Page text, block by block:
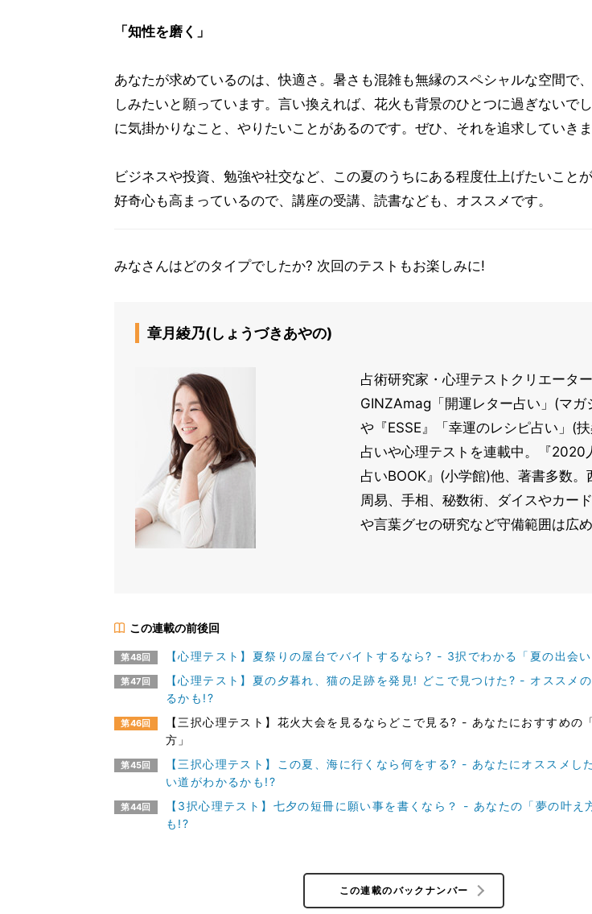
「知性を磨く」
あなたが求めているのは、快適さ。暑さも混雑も無縁のスペシャルな空間で
しみたいと願っています。言い換えれば、花火も背景のひとつに過ぎないで
に気掛かりなこと、やりたいことがあるのです。ぜひ、それを追求していきま
ビジネスや投資、勉強や社交など、この夏のうちにある程度仕上げたいこと
好奇心も高まっているので、講座の受講、読書なども、オススメです。
みなさんはどのタイプでしたか? 次回のテストもお楽しみに!
章月綾乃(しょうづきあやの)
占術研究家・心理テストクリエーター
GINZAmag「開運レター占い」(マガ
や『ESSE』「幸運のレシピ占い」(
占いや心理テストを連載中。『2020
占いBOOK』(小学館)他、著書多数。
周易、手相、秘数術、ダイスやカー
や言葉グセの研究など守備範囲は広め
この連載の前後回
第48回 【心理テスト】夏祭りの屋台でバイトするなら? - 3択でわかる「夏の出会い
第47回
【心理テスト】夏の夕暮れ、猫の足跡を発見! どこで見つけた? - オススメ
るかも!?
第46回
【三択心理テスト】花火大会を見るならどこで見る? - あなたにおすすめの
方」
第45回
【三択心理テスト】この夏、海に行くなら何をする? - あなたにオススメし
い道がわかるかも!?
第44回
【3択心理テスト】七夕の短冊に願い事を書くなら？ - あなたの「夢の叶え
も!?
この連載のバックナンバー